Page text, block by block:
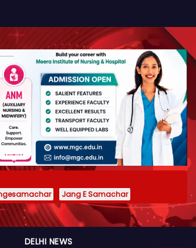
Jang E Samachar
DELHI NEWS